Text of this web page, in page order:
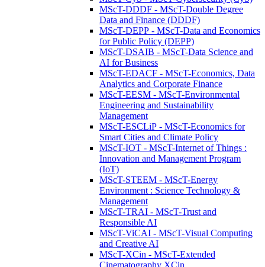
MScT-DDDF - MScT-Double Degree
Data and Finance (DDDF)
MScT-DEPP - MScT-Data and Economics
for Public Policy (DEPP)
MScT-DSAIB - MScT-Data Science and
AI for Business
MScT-EDACF - MScT-Economics, Data
Analytics and Corporate Finance
MScT-EESM - MScT-Environmental
Engineering and Sustainability
Management
MScT-ESCLiP - MScT-Economics for
Smart Cities and Climate Policy
MScT-IOT - MScT-Internet of Things :
Innovation and Management Program
(IoT)
MScT-STEEM - MScT-Energy
Environment : Science Technology &
Management
MScT-TRAI - MScT-Trust and
Responsible AI
MScT-ViCAI - MScT-Visual Computing
and Creative AI
MScT-XCin - MScT-Extended
Cinematography XCin